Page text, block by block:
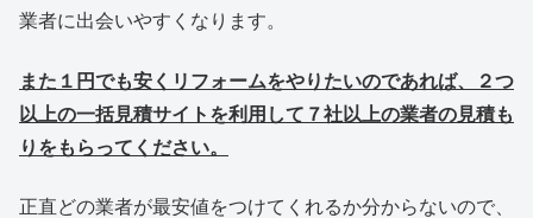
業者に出会いやすくなります。
また１円でも安くリフォームをやりたいのであれば、２つ
以上の一括見積サイトを利用して７社以上の業者の見積も
りをもらってください。
正直どの業者が最安値をつけてくれるか分からないので、